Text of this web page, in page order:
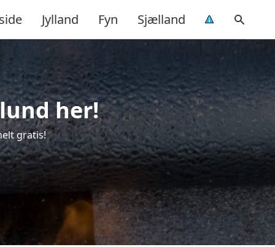
Jylland Fyn Sjælland
her!
gratis!